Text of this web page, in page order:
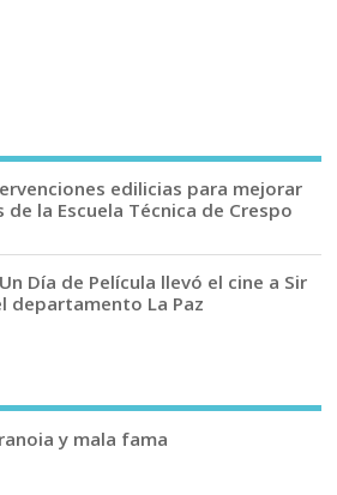
edilicias para mejorar
la Escuela Técnica de Crespo
Día de Película llevó el cine a Sir
departamento La Paz
y mala fama